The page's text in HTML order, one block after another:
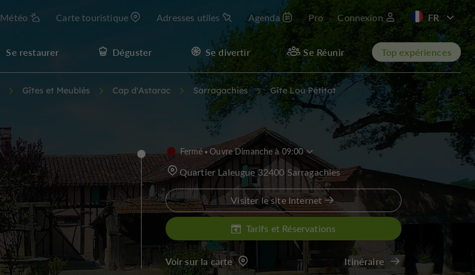
Météo Carte touristique Adresses utiles Agenda Pro Connexion
EN
Se restaurer Déguster Se divertir Se Réunir Top expériences
Gîtes et Meublés Cap d'Astarac Sarragachies Gîte Lou Petitot
Fermé Ouvre Dimanche à 09:00
Quartier Laleugue 32400 Sarragachies
Visiter le site Internet
Tarifs et Réservations
Voir sur la carte Itinéraire